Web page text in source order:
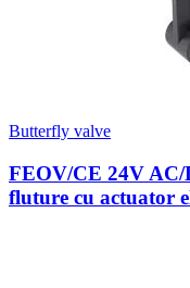
Butterfly valve
FEOV/CE 24V
fluture cu actuator